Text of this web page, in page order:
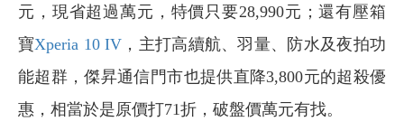
元，現省超過萬元，特價只要28,990元；還有壓箱
寶Xperia 10 IV，主打高續航、羽量、防水及夜拍功
能超群，傑昇通信門市也提供直降3,800元的超殺優
惠，相當於是原價打71折，破盤價萬元有找。